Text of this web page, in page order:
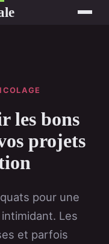
les bons
projets
pour une
Les
et parfois